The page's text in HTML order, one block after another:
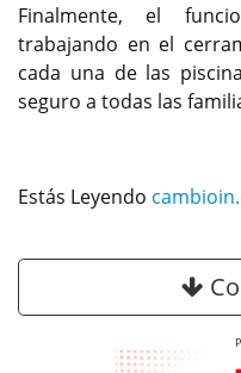
Finalmente, el
trabajando en el
cada una de las
seguro a todas las
Estás Leyendo